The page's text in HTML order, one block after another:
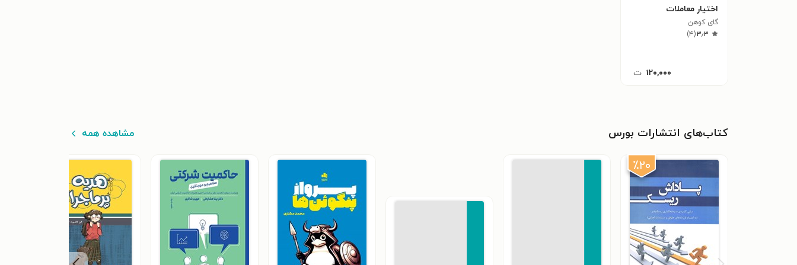
اختیار معاملات
گای کوهن
۳٫۳(۴)
۱۲۰,۰۰۰ ت
کتاب‌های انتشارات بورس مشاهده همه
٪۲۰